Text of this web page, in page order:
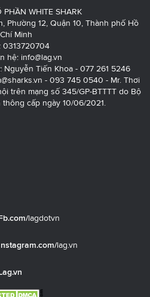
PHẦN WHITE SHARK
Phường 12, Quận 10, Thành phố Hồ
Chí Minh
0313720704
hệ: info@lag.vn
Tiến Khoa - 077 261 5246
- 093 745 0540 - Mr. Thơi
trên mạng số 345/GP-BTTTT do Bộ
cấp ngày 10/06/2021.
lagdotvn
lag.vn